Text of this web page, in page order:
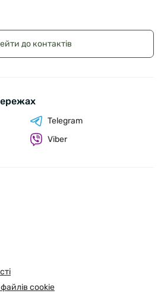
до контактів
cookie
Telegram
Viber